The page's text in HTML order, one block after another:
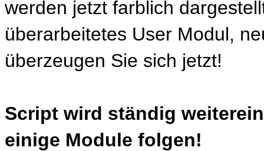
werden jetzt farblich
überarbeitetes User Modul,
überzeugen Sie sich jetzt!
Script wird ständig
einige Module folgen!